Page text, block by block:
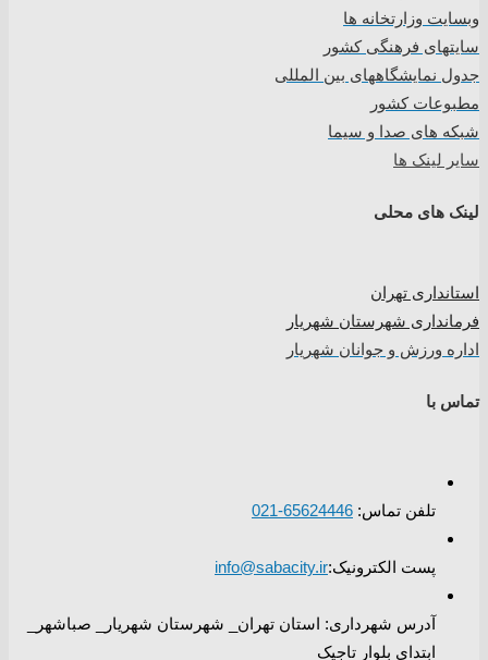
وبسایت وزارتخانه ها
سایتهای فرهنگی کشور
جدول نمایشگاههای بین المللی
مطبوعات کشور
شبکه های صدا و سیما
سایر لینک ها
لینک های محلی
استانداری تهران
فرمانداری شهرستان شهریار
اداره ورزش و جوانان شهریار
تماس با
تلفن تماس: 65624446-021
پست الکترونیک:info@sabacity.ir
آدرس شهرداری: استان تهران_ شهرستان شهریار_ صباشهر_
ابتدای بلوار تاجیک